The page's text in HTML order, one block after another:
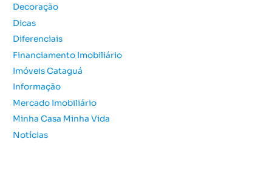
p
o
r
Decoração
Dicas
Diferenciais
Financiamento Imobiliário
Imóveis Cataguá
Informação
Mercado Imobiliário
Minha Casa Minha Vida
Notícias